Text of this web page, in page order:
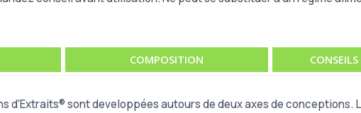
COMPOSITION
d'Extraits® sont developpées autours de deux axes de